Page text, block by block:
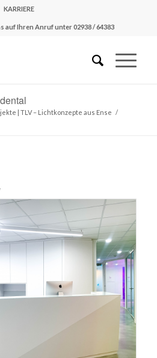
KARRIERE
auf Ihren Anruf unter 02938 / 64383
| TLV – Lichtkonzepte aus Ense /